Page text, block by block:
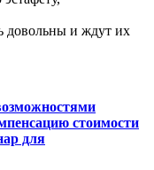
довольны и ждут их
стоимости
для